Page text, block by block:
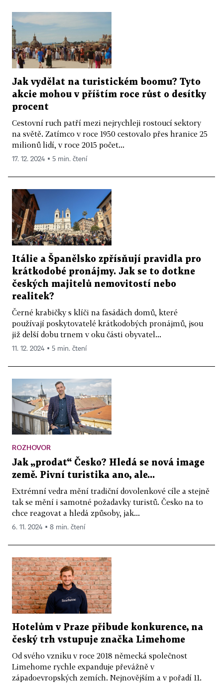
Jak vydělat na turistickém boomu? Tyto
akcie mohou v příštím roce růst o desítky
procent
Cestovní ruch patří mezi nejrychleji rostoucí sektory
na světě. Zatímco v roce 1950 cestovalo přes hranice 25
milionů lidí, v roce 2015 počet...
17. 12. 2024 ▪ 5 min. čtení
Itálie a Španělsko zpřísňují pravidla pro
krátkodobé pronájmy. Jak se to dotkne
českých majitelů nemovitostí nebo
realitek?
Černé krabičky s klíči na fasádách domů, které
používají poskytovatelé krátkodobých pronájmů, jsou
již delší dobu trnem v oku části obyvatel...
11. 12. 2024 ▪ 5 min. čtení
ROZHOVOR
Jak „prodat“ Česko? Hledá se nová image
země. Pivní turistika ano, ale...
Extrémní vedra mění tradiční dovolenkové cíle a stejně
tak se mění i samotné požadavky turistů. Česko na to
chce reagovat a hledá způsoby, jak...
6. 11. 2024 ▪ 8 min. čtení
Hotelům v Praze přibude konkurence, na
český trh vstupuje značka Limehome
Od svého vzniku v roce 2018 německá společnost
Limehome rychle expanduje převážně v
západoevropských zemích. Nejnovějším a v pořadí 11.